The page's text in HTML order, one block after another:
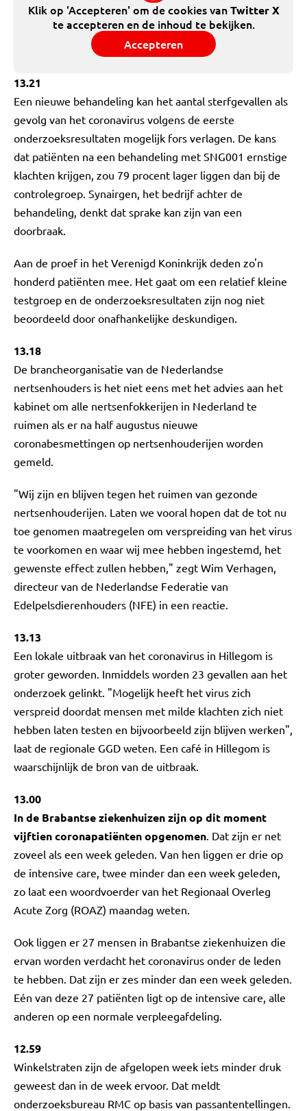
Klik op 'Accepteren' om de cookies vanTwitter X
te accepteren en de inhoud te bekijken.
Accepteren
13.21
Een nieuwe behandeling kan het aantal sterfgevallen als
gevolg van het coronavirus volgens de eerste
onderzoeksresultaten mogelijk fors verlagen. De kans
dat patiënten na een behandeling met SNG001 ernstige
klachten krijgen, zou 79 procent lager liggen dan bij de
controlegroep. Synairgen, het bedrijf achter de
behandeling, denkt dat sprake kan zijn van een
doorbraak.
Aan de proef in het Verenigd Koninkrijk deden zo'n
honderd patiënten mee. Het gaat om een relatief kleine
testgroep en de onderzoeksresultaten zijn nog niet
beoordeeld door onafhankelijke deskundigen.
13.18
De brancheorganisatie van de Nederlandse
nertsenhouders is het niet eens met het advies aan het
kabinet om alle nertsenfokkerijen in Nederland te
ruimen als er na half augustus nieuwe
coronabesmettingen op nertsenhouderijen worden
gemeld.
"Wij zijn en blijven tegen het ruimen van gezonde
nertsenhouderijen. Laten we vooral hopen dat de tot nu
toe genomen maatregelen om verspreiding van het virus
te voorkomen en waar wij mee hebben ingestemd, het
gewenste effect zullen hebben," zegt Wim Verhagen,
directeur van de Nederlandse Federatie van
Edelpelsdierenhouders (NFE) in een reactie.
13.13
Een lokale uitbraak van het coronavirus in Hillegom is
groter geworden. Inmiddels worden 23 gevallen aan het
onderzoek gelinkt. "Mogelijk heeft het virus zich
verspreid doordat mensen met milde klachten zich niet
hebben laten testen en bijvoorbeeld zijn blijven werken",
laat de regionale GGD weten. Een café in Hillegom is
waarschijnlijk de bron van de uitbraak.
13.00
In de Brabantse ziekenhuizen zijn op dit moment
vijftien coronapatiënten opgenomen. Dat zijn er net
zoveel als een week geleden. Van hen liggen er drie op
de intensive care, twee minder dan een week geleden,
zo laat een woordvoerder van het Regionaal Overleg
Acute Zorg (ROAZ) maandag weten.
Ook liggen er 27 mensen in Brabantse ziekenhuizen die
ervan worden verdacht het coronavirus onder de leden
te hebben. Dat zijn er zes minder dan een week geleden.
Eén van deze 27 patiënten ligt op de intensive care, alle
anderen op een normale verpleegafdeling.
12.59
Winkelstraten zijn de afgelopen week iets minder druk
geweest dan in de week ervoor. Dat meldt
onderzoeksbureau RMC op basis van passantentellingen.